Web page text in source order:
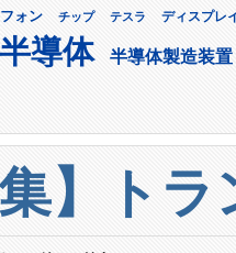
ォン チップ テスラ ディスプレ
半導体 半導体製造装置
集】ト